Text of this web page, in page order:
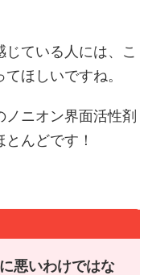
じている人には、こ
ほしいですね。
ニオン界面活性剤
んどです！
悪いわけではな